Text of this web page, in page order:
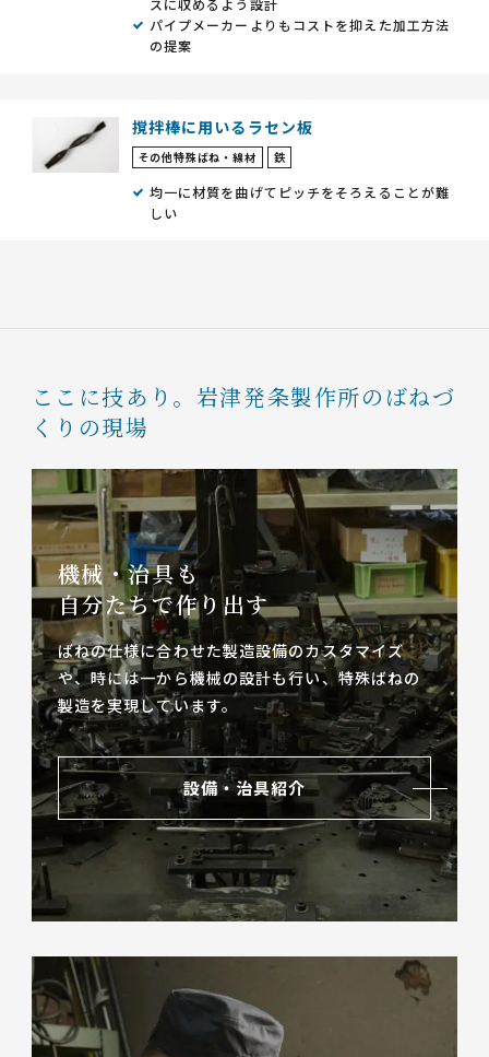
スに収めるよう設計
パイプメーカーよりもコストを抑えた加工方法
の提案
撹拌棒に用いるラセン板
その他特殊ばね・線材 鉄
均一に材質を曲げてピッチをそろえることが難
しい
ここに技あり。 岩津発条製作所のばねづ
くりの現場
機械・治具も
自分たちで作り出す
ばねの仕様に合わせた製造設備のカスタマイズ
や、時には一から機械の設計も行い、特殊ばねの
製造を実現しています。
設備・治具紹介